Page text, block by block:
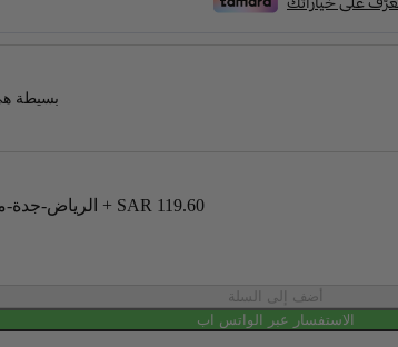
بسيطة
+ SAR 119.60
أضف إلى السلة
الاستفسار عبر الواتس اب